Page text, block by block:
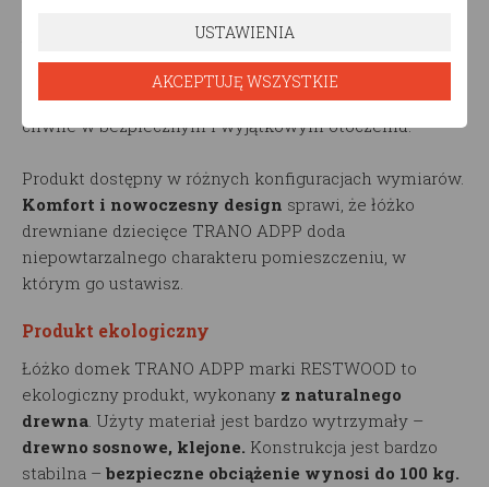
rozwijać wyobraźnię, kreatywność i poczucie
to idealne rozwiązanie dla każdego rodzica,
który chce zapewnić swojemu dziecku niezapomniane
chwile w bezpiecznym i wyjątkowym otoczeniu.
Produkt dostępny w różnych konfiguracjach wymiarów.
Komfort i nowoczesny design sprawi, że łóżko
drewniane dziecięce TRANO ADPP doda
niepowtarzalnego charakteru pomieszczeniu, w
którym go ustawisz.
Produkt ekologiczny
Łóżko domek TRANO ADPP marki RESTWOOD to
ekologiczny produkt, wykonany z naturalnego
drewna. Użyty materiał jest bardzo wytrzymały –
drewno sosnowe, klejone. Konstrukcja jest bardzo
stabilna – bezpieczne obciążenie wynosi do 100 kg.
USTAWIENIA
AKCEPTUJĘ WSZYSTKIE